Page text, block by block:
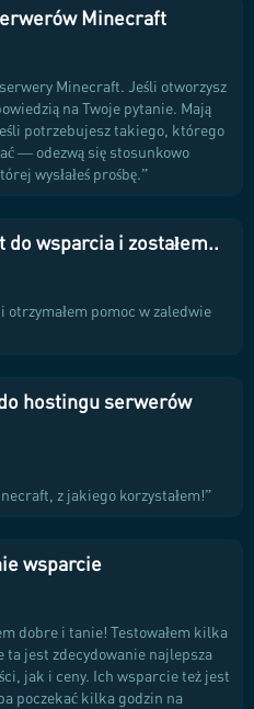
Minecraft
Minecraft. Jeśli otworzysz
na Twoje pytanie. Mają
potrzebujesz takiego, którego
— odezwą się stosunkowo
wysłałeś prośbę.
do wsparcia i zostałem..
pomoc w zaledwie
hostingu serwerów
z jakiego korzystałem!
wsparcie
dobre i tanie! Testowałem kilka
ta jest zdecydowanie najlepsza
jak i ceny. Ich wsparcie też jest
poczekać kilka godzin na